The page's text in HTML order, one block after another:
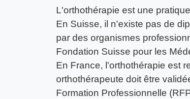
L'orthothérapie est une
En Suisse, il n'existe pas de
par des organismes
Fondation Suisse pour les
En France, l'orthothérapie est
orthothérapeute doit être
Formation Professionnelle